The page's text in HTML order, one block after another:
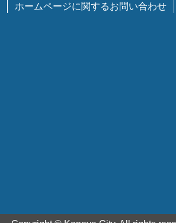
ホームページに関するお問い合わせ